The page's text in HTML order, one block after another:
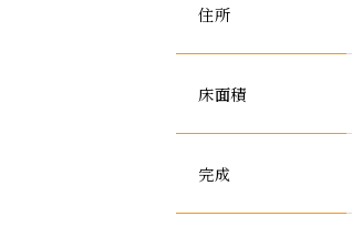
住所
床面積
完成